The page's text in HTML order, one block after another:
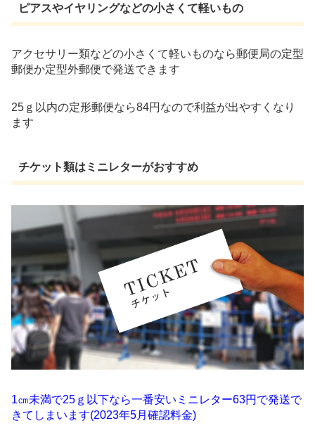
ピアスやイヤリングなどの小さくて軽いもの
アクセサリー類などの小さくて軽いものなら郵便局の定型
郵便か定型外郵便で発送できます
25ｇ以内の定形郵便なら84円なので利益が出やすくなり
ます
チケット類はミニレターがおすすめ
1㎝未満で25ｇ以下なら一番安いミニレター63円で発送で
きてしまいます(2023年5月確認料金)